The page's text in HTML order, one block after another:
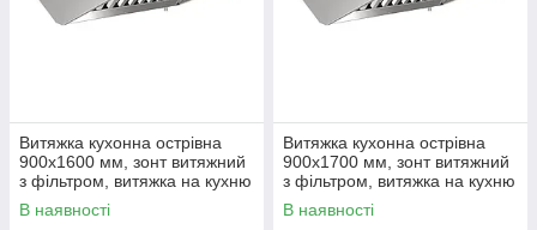
Витяжка кухонна острівна
900х1600 мм, зонт витяжний
з фільтром, витяжка на кухню
з жирозбирачем, витяжна
вентиляція на кухню
В наявності
Витяжка кухонна острівна
900х1700 мм, зонт витяжний
з фільтром, витяжка на кухню
з жирозбирачем, витяжна
вентиляція на кухню
В наявності